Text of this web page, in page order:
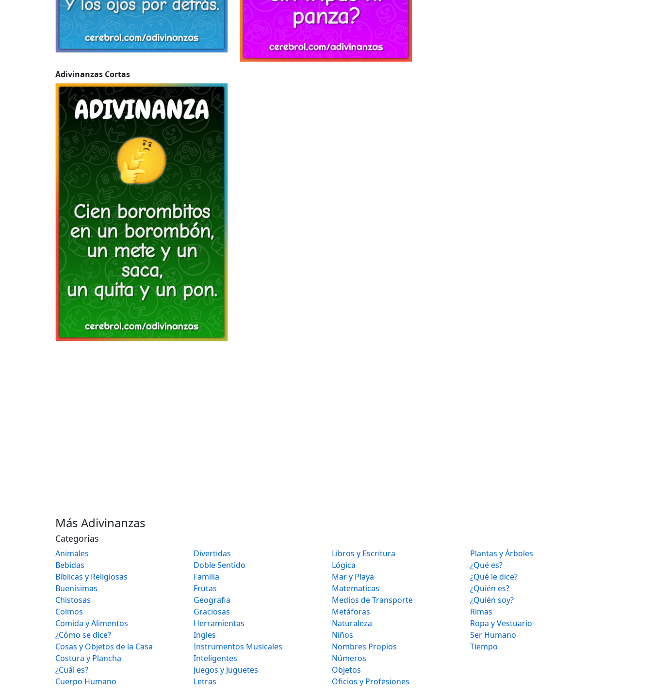
Adivinanzas Cortas
Más Adivinanzas
Categorias
Animales
Bebidas
Bíblicas y Religiosas
Buenísimas
Chistosas
Colmos
Comida y Alimentos
¿Cómo se dice?
Cosas y Objetos de la Casa
Costura y Plancha
¿Cuál es?
Cuerpo Humano
Divertidas
Doble Sentido
Familia
Frutas
Geografia
Graciosas
Herramientas
Ingles
Instrumentos Musicales
Inteligentes
Juegos y Juguetes
Letras
Libros y Escritura
Lógica
Mar y Playa
Matematicas
Medios de Transporte
Metáforas
Naturaleza
Niños
Nombres Propios
Números
Objetos
Oficios y Profesiones
Plantas y Árboles
¿Qué es?
¿Qué le dice?
¿Quién es?
¿Quién soy?
Rimas
Ropa y Vestuario
Ser Humano
Tiempo